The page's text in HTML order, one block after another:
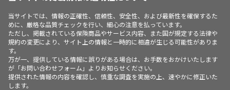
当サイトでは、情報の正確性、信頼性、安全性、および最新性を確保するた
めに、厳格な品質チェックを行い、細心の注意を払っています。
ただし、掲載されている保険商品やサービス内容、また国が規定する法律や
規約の変更により、サイト上の情報と一時的に相違が生じる可能性がありま
す。
万が一、提供している情報に誤りがある場合は、お手数をおかけいたします
が「お問い合わせフォーム」よりお知らせください。
提供された情報の内容を確認し、慎重な調査を実施の上、速やかに修正いた
します。